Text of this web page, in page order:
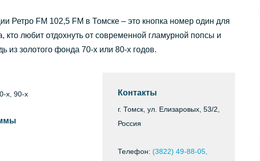
Ретро FM 102,5 FM в Томске – это кнопка номер один для
кто любит отдохнуть от современной гламурной попсы и
из золотого фонда 70-х или 80-х годов.
х, 90-х Контакты
г. Томск, ул. Елизаровых, 53/2,
Россия
Телефон: (3822) 49-88-05,